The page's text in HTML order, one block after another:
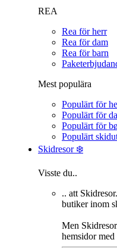
REA
Rea för herr
Rea för dam
Rea för barn
Mest populära
Populärt för
Populärt för
Populärt för
Populärt
Skidresor ❄️
Visste du..
.. att
butiker inom
Men
hemsidor